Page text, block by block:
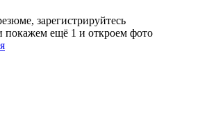
зарегистрируйтесь
покажем ещё 1 и откроем фото